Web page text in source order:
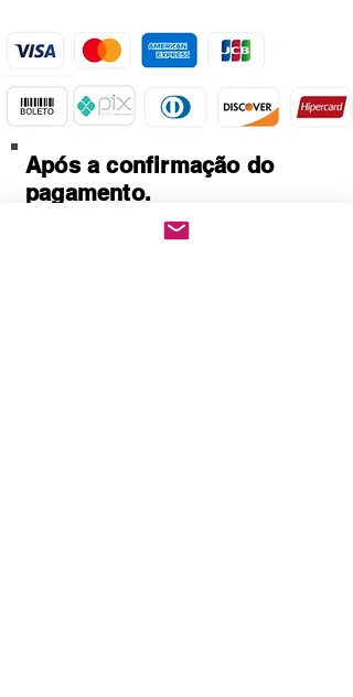
Após a confirmação do
pagamento.
Baixe imediatamente o
pedido PDF.